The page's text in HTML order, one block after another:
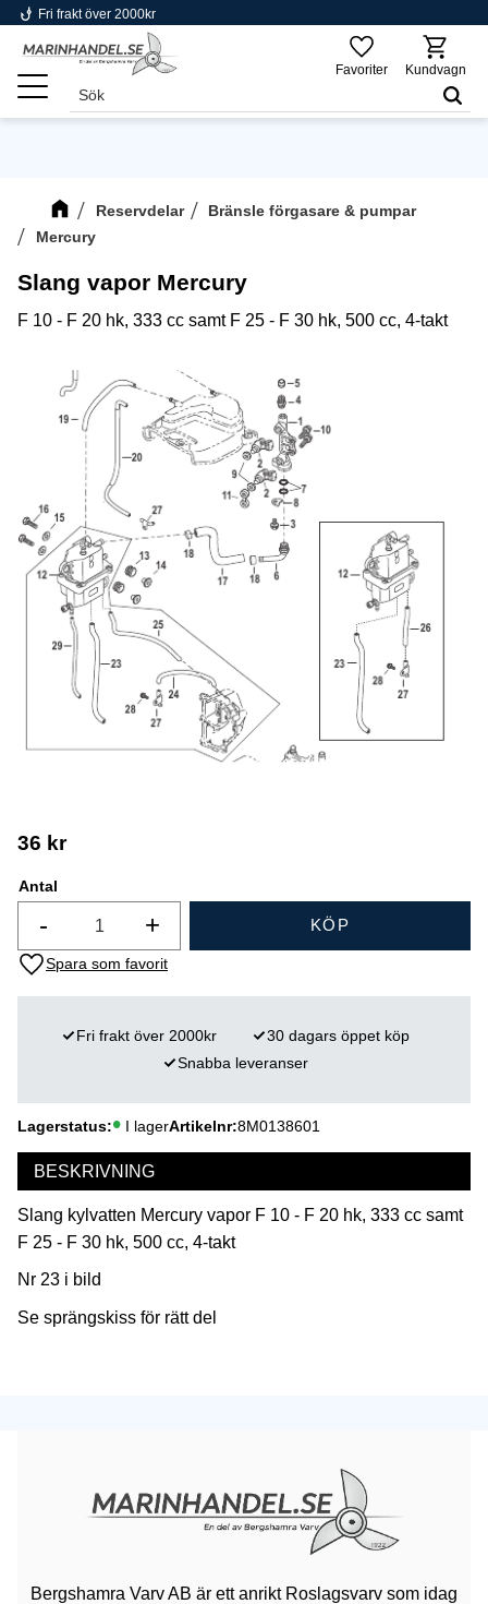
Meny
phishing Fri frakt över 2000kr
Favoriter Kundvagn
Reservdelar
Bränsle förgasare & pumpar
Mercury
Slang vapor Mercury
F 10 - F 20 hk, 333 cc samt F 25 - F 30 hk, 500 cc, 4-takt
36 kr
Antal
+
- KÖP
Lägg till i favoriter
Lagerstatus I lagerArtikelnr 8M0138601
Fri frakt över 2000kr
30 dagars öppet köp
Snabba leveranser
BESKRIVNING
Slang kylvatten Mercury vapor F 10 - F 20 hk, 333 cc samt
F 25 - F 30 hk, 500 cc, 4-takt
Nr 23 i bild
Se sprängskiss för rätt del
Bergshamra Varv AB är ett anrikt Roslagsvarv som idag